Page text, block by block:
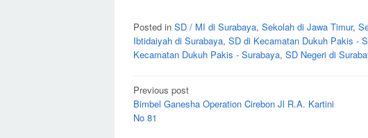
Posted in SD / MI di Surabaya, Sekolah di Jawa Timur,
Ibtidaiyah di Surabaya, SD di Kecamatan Dukuh Pakis -
Kecamatan Dukuh Pakis - Surabaya, SD Negeri di
Post
navigation
Previous post
Bimbel Ganesha Operation Cirebon Jl R.A. Kartini
No 81